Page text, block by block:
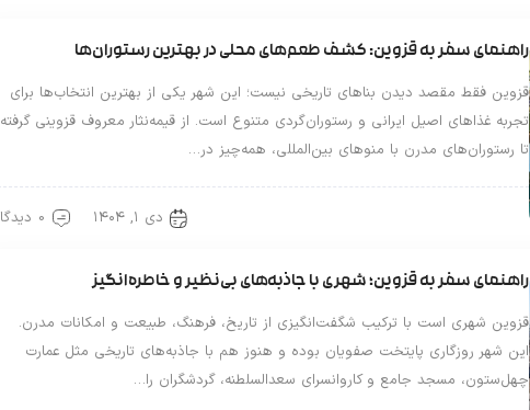
راهنمای سفر به قزوین: کشف طعم‌های محلی در بهترین رستوران‌ها
قزوین فقط مقصد دیدن بناهای تاریخی نیست؛ این شهر یکی از بهترین انتخاب‌ها برای
تجربه غذاهای اصیل ایرانی و رستوران‌گردی متنوع است. از قیمه‌نثار معروف قزوینی گرفته
تا رستوران‌های مدرن با منوهای بین‌المللی، همه‌چیز در…
دی ۱, ۱۴۰۴ 0 دیدگاه
راهنمای سفر به قزوین؛ شهری با جاذبه‌های بی‌نظیر و خاطره‌انگیز
قزوین شهری است با ترکیب شگفت‌انگیزی از تاریخ، فرهنگ، طبیعت و امکانات مدرن.
این شهر روزگاری پایتخت صفویان بوده و هنوز هم با جاذبه‌های تاریخی مثل عمارت
چهل‌ستون، مسجد جامع و کاروانسرای سعدالسلطنه، گردشگران را…